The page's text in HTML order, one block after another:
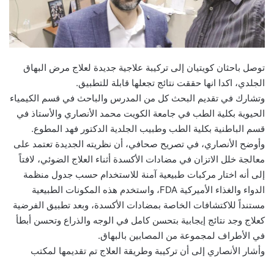
توصل باحثان كويتيان إلى تركيبة علاجية جديدة لعلاج مرض البهاق
الجلدي، اكدا انها حققت نتائج تجعلها قابلة للتطبيق.
وتشارك في تقديم البحث كل من المدرس والباحث في قسم الكيمياء
الحيوية بكلية الطب في جامعة الكويت محمد الأنصاري والأستاذ في
قسم الباطنية بكلية الطب وطبيب الجلدية الدكتور فهد المطوع.
وأوضح الأنصاري، في تصريح صحافي، أن نظريته الجديدة تعتمد على
معالجة خلل الاتزان في مضادات الأكسدة أثناء العلاج الضوئي، لافتاً
إلى أنه اختار مركبات طبيعية آمنة للاستخدام حسب جدول منظمة
الدواء والغذاء الأميركية FDA، واستخدم هذه المكونات الطبيعية
مستنداً للاكتشافات الخاصة بمضادات الأكسدة، وبعد تطبيق الفرضية
كعلاج وجد نتائج إيجابية بتحسن كامل في الوجه والذراع وتحسن أبطأ
في الأطراف لمجموعة من المصابين بالبهاق.
وأشار الأنصاري إلى أن تركيبة وطريقة العلاج تم تقديمها لمكتب